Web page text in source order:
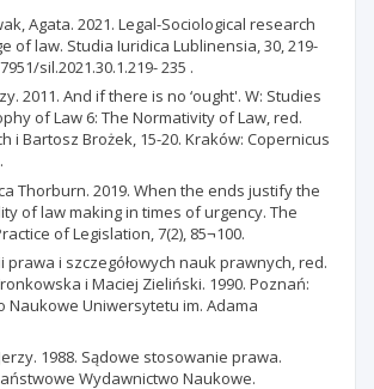
Agata. 2021. Legal-Sociological research
of law. Studia Iuridica Lublinensia, 30, 219-
sil.2021.30.1.219- 235 .
2011. And if there is no ‘ought'. W: Studies
of Law 6: The Normativity of Law, red.
i Bartosz Brożek, 15-20. Kraków: Copernicus
Thorburn. 2019. When the ends justify the
of law making in times of urgency. The
of Legislation, 7(2), 85¬100.
prawa i szczegółowych nauk prawnych, red.
i Maciej Zieliński. 1990. Poznań:
Naukowe Uniwersytetu im. Adama
1988. Sądowe stosowanie prawa.
Wydawnictwo Naukowe.